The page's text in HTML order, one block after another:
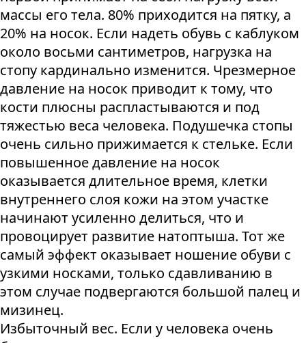
массы его тела. 80% приходится на пятку, а
20% на носок. Если надеть обувь с каблуком
около восьми сантиметров, нагрузка на
стопу кардинально изменится. Чрезмерное
давление на носок приводит к тому, что
кости плюсны распластываются и под
тяжестью веса человека. Подушечка стопы
очень сильно прижимается к стельке. Если
повышенное давление на носок
оказывается длительное время, клетки
внутреннего слоя кожи на этом участке
начинают усиленно делиться, что и
провоцирует развитие натоптыша. Тот же
самый эффект оказывает ношение обуви с
узкими носками, только сдавливанию в
этом случае подвергаются большой палец и
мизинец.
Избыточный вес. Если у человека очень